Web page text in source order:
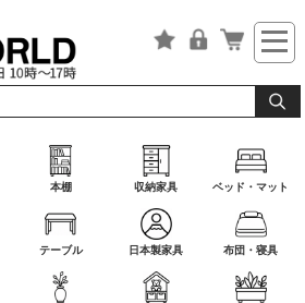
本棚 収納家具 ベッド・マット
テーブル 日本製家具 布団・寝具